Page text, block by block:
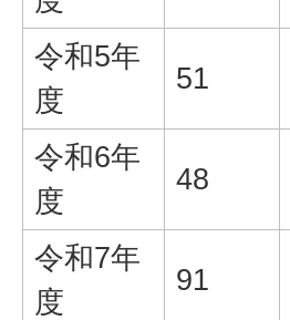
令和5年
度
51
令和6年
度
48
令和7年
度
91